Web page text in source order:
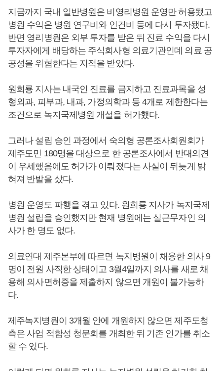
지금까지 국내 일반병원은 비영리병원 운영만 허용됐고
병원 수익은 병원 연구비와 인건비 등에 다시 투자됐다.
반면 영리병원은 외부 투자를 받은 뒤 진료 수익을 다시
투자자에게 배당하는 주식회사형 의료기관인데 의료 공
공성을 위협한다는 지적을 받았다.
원희룡 지사는 내국인 진료를 금지하고 진료과목을 성
형외과, 피부과, 내과, 가정의학과 등 4개로 제한한다는
조건으로 녹지국제병원 개설을 허가했다.
그러나 설립 승인 과정에서 숙의형 공론조사회원회가
제주도민 180명을 대상으로 한 공론조사에서 반대의견
이 우세했음에도 허가가 이뤄졌다는 사실이 뒤늦게 밝
혀져 반발을 샀다.
병원 운영도 파행을 겪고 있다. 원희룡 지사가 녹지국제
병원 설립을 승인했지만 현재 병원에는 실근무자인 의
사가 한 명도 없다.
의료연대 제주본부에 따르면 녹지병원이 채용한 의사 9
명이 전원 사직한 상태이고 3월4일까지 의사를 새로 채
용해 의사면허증을 제출하지 않으면 개원이 불가능하
다.
제주녹지병원이 3개월 안에 개원하지 않으면 제주도청
측은 사업 적합성 청문회를 개최한 뒤 기존 인가를 취소
할 수 있다.